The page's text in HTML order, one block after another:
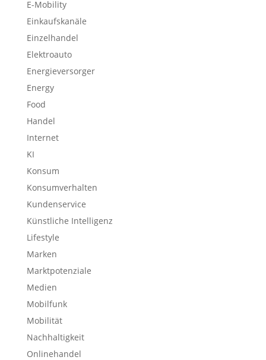
E-Mobility
Einkaufskanäle
Einzelhandel
Elektroauto
Energieversorger
Energy
Food
Handel
Internet
KI
Konsum
Konsumverhalten
Kundenservice
Künstliche Intelligenz
Lifestyle
Marken
Marktpotenziale
Medien
Mobilfunk
Mobilität
Nachhaltigkeit
Onlinehandel